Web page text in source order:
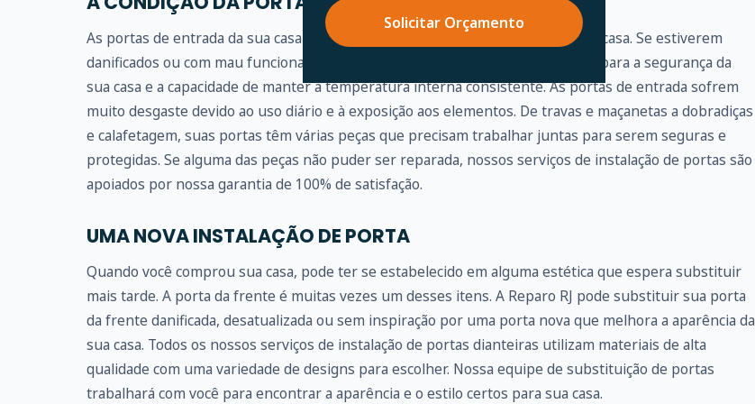
Solicitar Orçamento
As portas de entrada da sua casa são literalmente a porta de entrada para sua casa. Se estiverem
danificados ou com mau funcionamento, podem representar um grande risco para a segurança da
sua casa e a capacidade de manter a temperatura interna consistente. As portas de entrada sofrem
muito desgaste devido ao uso diário e à exposição aos elementos. De travas e maçanetas a dobradiças
e calafetagem, suas portas têm várias peças que precisam trabalhar juntas para serem seguras e
protegidas. Se alguma das peças não puder ser reparada, nossos serviços de instalação de portas são
apoiados por nossa garantia de 100% de satisfação.
UMA NOVA INSTALAÇÃO DE PORTA
Quando você comprou sua casa, pode ter se estabelecido em alguma estética que espera substituir
mais tarde. A porta da frente é muitas vezes um desses itens. A Reparo RJ pode substituir sua porta
da frente danificada, desatualizada ou sem inspiração por uma porta nova que melhora a aparência da
sua casa. Todos os nossos serviços de instalação de portas dianteiras utilizam materiais de alta
qualidade com uma variedade de designs para escolher. Nossa equipe de substituição de portas
trabalhará com você para encontrar a aparência e o estilo certos para sua casa.